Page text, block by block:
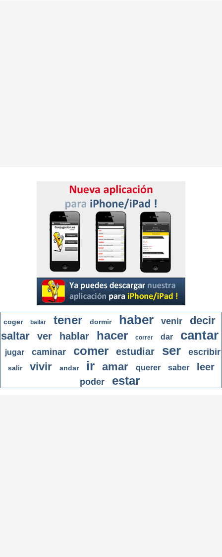
coger bailar tener dormir haber venir
decir
saltar
ver hablar hacer correr dar cantar
jugar caminar comer estudiar ser escribir
salir vivir andar ir amar querer saber leer
poder estar